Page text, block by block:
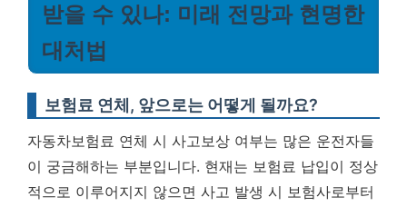
받을 수 있나: 미래 전망과 현명한
대처법
보험료 연체, 앞으로는 어떻게 될까요?
자동차보험료 연체 시 사고보상 여부는 많은 운전자들
이 궁금해하는 부분입니다. 현재는 보험료 납입이 정상
적으로 이루어지지 않으면 사고 발생 시 보험사로부터